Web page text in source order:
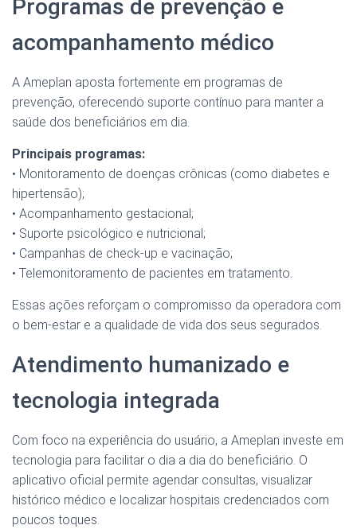
Programas de prevenção e
acompanhamento médico
A Ameplan aposta fortemente em programas de
prevenção, oferecendo suporte contínuo para manter a
saúde dos beneficiários em dia.
Principais programas:
• Monitoramento de doenças crônicas (como diabetes e
hipertensão);
• Acompanhamento gestacional;
• Suporte psicológico e nutricional;
• Campanhas de check-up e vacinação;
• Telemonitoramento de pacientes em tratamento.
Essas ações reforçam o compromisso da operadora com
o bem-estar e a qualidade de vida dos seus segurados.
Atendimento humanizado e
tecnologia integrada
Com foco na experiência do usuário, a Ameplan investe em
tecnologia para facilitar o dia a dia do beneficiário. O
aplicativo oficial permite agendar consultas, visualizar
histórico médico e localizar hospitais credenciados com
poucos toques.